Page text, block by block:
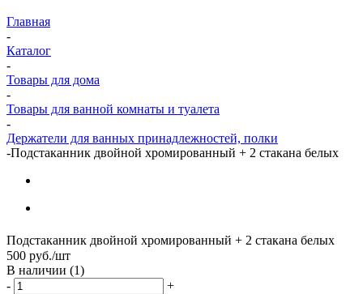
Главная
-
Каталог
-
Товары для дома
-
Товары для ванной комнаты и туалета
-
Держатели для ванных принадлежностей, полки
-Подстаканник двойной хромированный + 2 стакана белых
Подстаканник двойной хромированный + 2 стакана белых
500 руб./шт
В наличии (1)
-
+